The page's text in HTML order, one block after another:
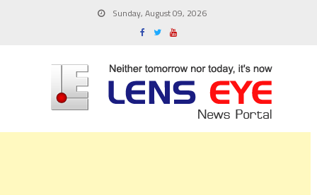
Sunday, August 09, 2026